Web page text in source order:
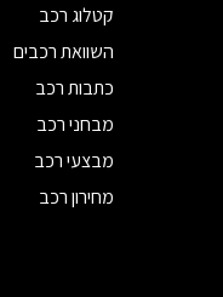
קטלוג רכב
השוואת רכבים
כתבות רכב
מבחני רכב
מבצעי רכב
מחירון רכב